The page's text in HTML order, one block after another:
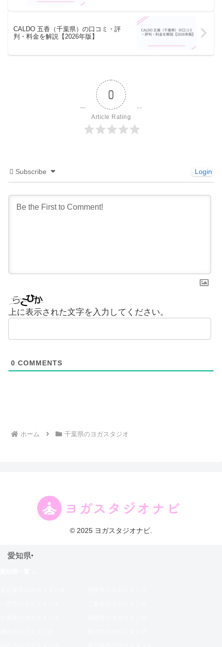
CALDO 五香（千葉県）の口コミ・評
判・料金を解説【2026年版】
0
Article Rating
Subscribe Login
上に表示された文字を入力してください。
0 COMMENTS
ホーム 千葉県のヨガスタジオ
© 2025 ヨガスタジオナビ.
愛知県▾